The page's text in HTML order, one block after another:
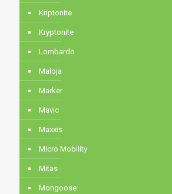
Kriptonite
Kryptonite
Lombardo
Maloja
Marker
Mavic
Maxxis
Micro Mobility
Mitas
Mongoose